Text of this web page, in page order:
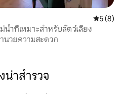
คะแนนเฉ
5 (8)
น้ำที่เหมาะสำหรับสัตว์เลี้ยง
นวยความสะดวก
าสำรวจ